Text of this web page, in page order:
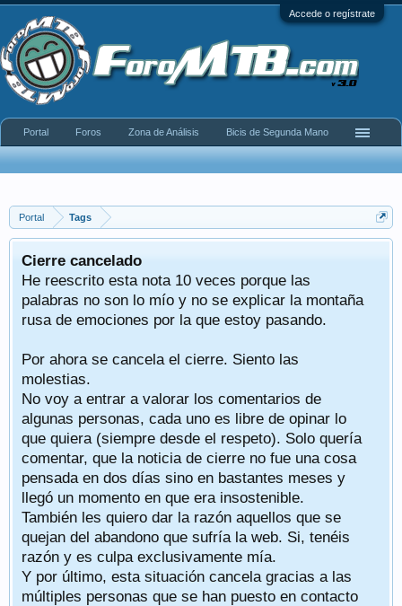
Accede o regístrate
Portal Tags
Cierre cancelado
He reescrito esta nota 10 veces porque las
palabras no son lo mío y no se explicar la montaña
rusa de emociones por la que estoy pasando.
Por ahora se cancela el cierre. Siento las
molestias.
No voy a entrar a valorar los comentarios de
algunas personas, cada uno es libre de opinar lo
que quiera (siempre desde el respeto). Solo quería
comentar, que la noticia de cierre no fue una cosa
pensada en dos días sino en bastantes meses y
llegó un momento en que era insostenible.
También les quiero dar la razón aquellos que se
quejan del abandono que sufría la web. Si, tenéis
razón y es culpa exclusivamente mía.
Y por último, esta situación cancela gracias a las
múltiples personas que se han puesto en contacto
Portal Foros Zona de Análisis Bicis de Segunda Mano